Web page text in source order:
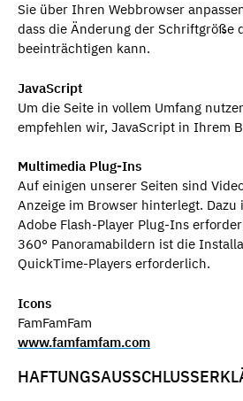
Sie über Ihren Webbrowser
dass die Änderung der Schriftgröße
beeinträchtigen kann.
JavaScript
Um die Seite in vollem Umfang
empfehlen wir, JavaScript in Ihrem
Multimedia Plug-Ins
Auf einigen unserer Seiten sind
Anzeige im Browser hinterlegt.
Adobe Flash-Player Plug-Ins
360° Panoramabildern ist die
QuickTime-Players erforderlich.
Icons
FamFamFam
www.famfamfam.com